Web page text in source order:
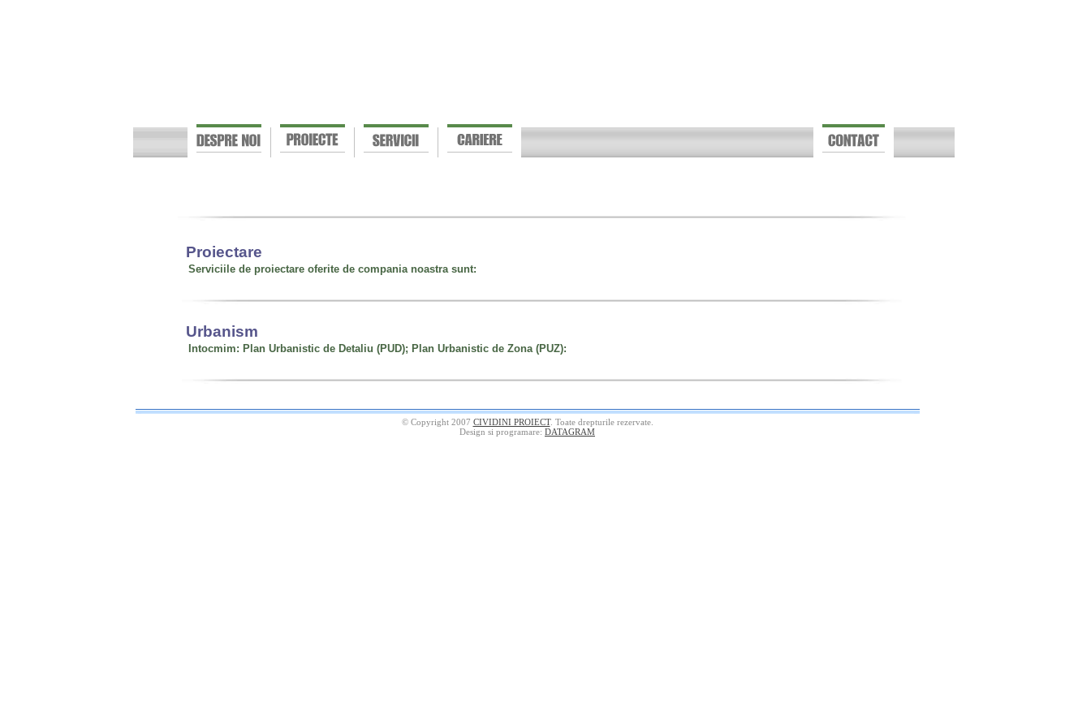
Proiectare
Serviciile de proiectare oferite de compania noastra sunt:
Urbanism
Intocmim: Plan Urbanistic de Detaliu (PUD); Plan Urbanistic de Zona (PUZ):
© Copyright 2007 CIVIDINI PROIECT. Toate drepturile rezervate.
Design si programare: DATAGRAM